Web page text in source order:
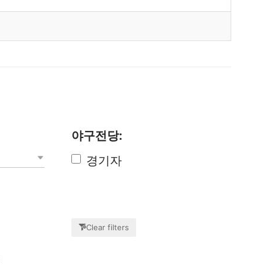
야구전당:
경기자
Clear filters